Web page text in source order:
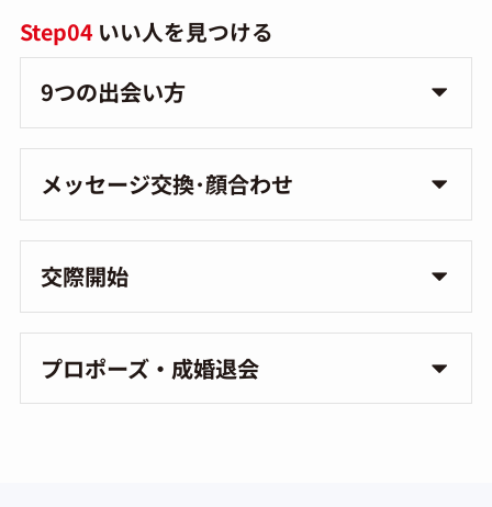
Step04 いい人を見つける
9つの出会い方
メッセージ交換･顔合わせ
交際開始
プロポーズ・成婚退会